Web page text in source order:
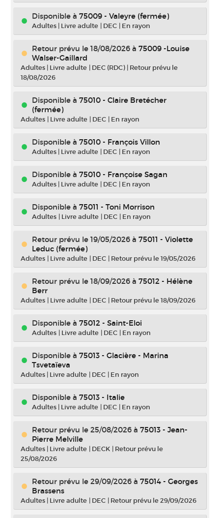
Disponible à 75009 - Valeyre (fermée)
Adultes | Livre adulte | DEC | En rayon
Retour prévu le 18/08/2026 à 75009 -Louise
Walser-Gaillard
Adultes | Livre adulte | DEC (RDC) | Retour prévu le
18/08/2026
Disponible à 75010 - Claire Bretécher
(fermée)
Adultes | Livre adulte | DEC | En rayon
Disponible à 75010 - François Villon
Adultes | Livre adulte | DEC | En rayon
Disponible à 75010 - Françoise Sagan
Adultes | Livre adulte | DEC | En rayon
Disponible à 75011 - Toni Morrison
Adultes | Livre adulte | DEC | En rayon
Retour prévu le 19/05/2026 à 75011 - Violette
Leduc (fermée)
Adultes | Livre adulte | DEC | Retour prévu le 19/05/2026
Retour prévu le 18/09/2026 à 75012 - Hélène
Berr
Adultes | Livre adulte | DEC | Retour prévu le 18/09/2026
Disponible à 75012 - Saint-Eloi
Adultes | Livre adulte | DEC | En rayon
Disponible à 75013 - Glacière - Marina
Tsvetaïeva
Adultes | Livre adulte | DEC | En rayon
Disponible à 75013 - Italie
Adultes | Livre adulte | DEC | En rayon
Retour prévu le 25/08/2026 à 75013 - Jean-
Pierre Melville
Adultes | Livre adulte | DECK | Retour prévu le
25/08/2026
Retour prévu le 29/09/2026 à 75014 - Georges
Brassens
Adultes | Livre adulte | DEC | Retour prévu le 29/09/2026